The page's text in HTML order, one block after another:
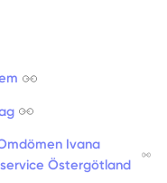
Ivana
Östergötland